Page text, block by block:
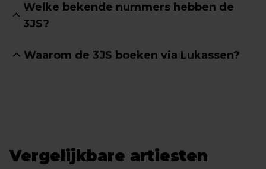
Welke bekende nummers hebben de
3JS?
Waarom de 3JS boeken via Lukassen?
Vergelijkbare artiesten